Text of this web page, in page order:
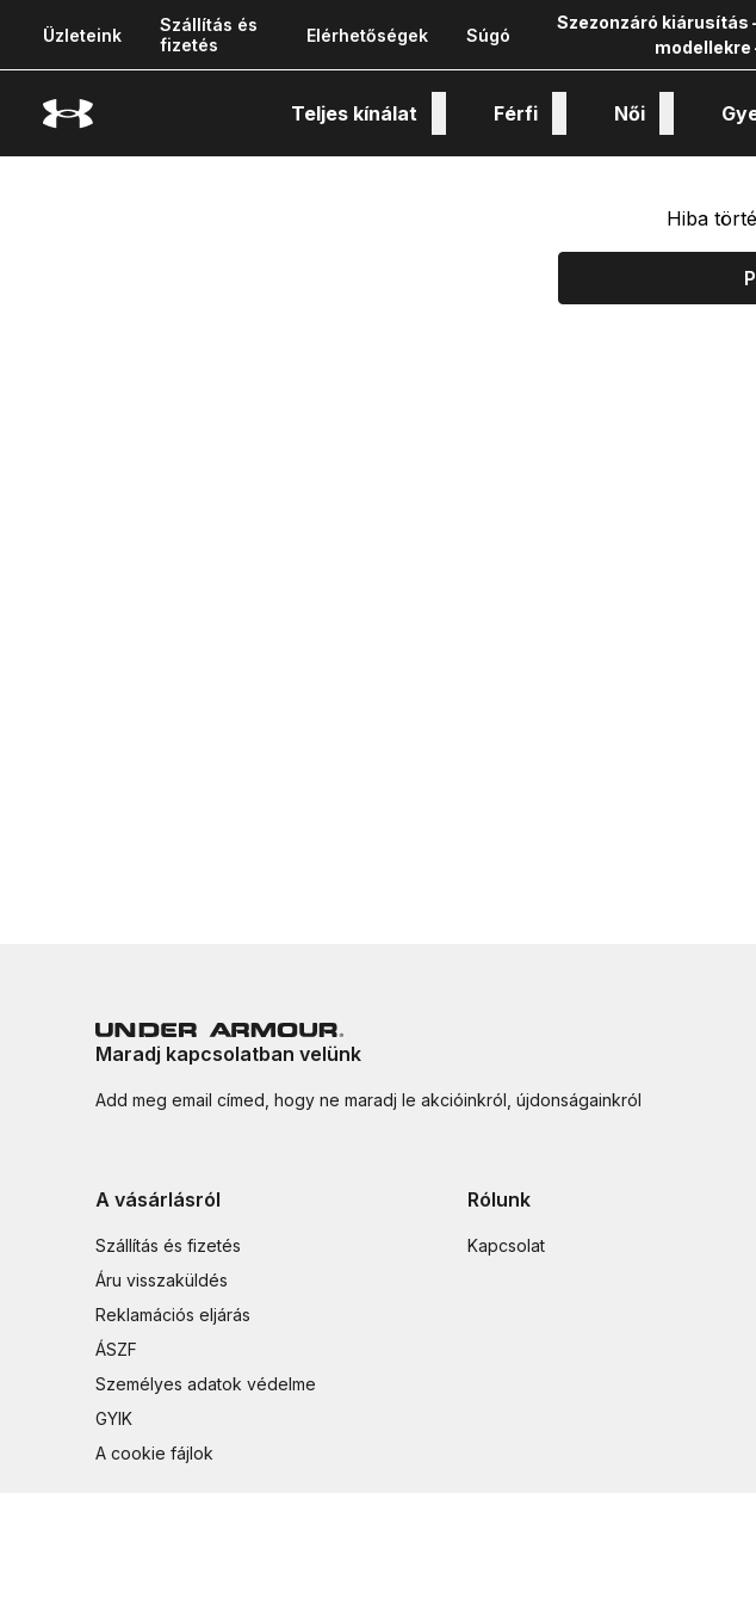
Üzleteink
Szállítás és
fizetés
Elérhetőségek Súgó
Szezonzáró kiárusítás
modellekre
Teljes kínálat Férfi Női
Hiba
Maradj kapcsolatban velünk
Add meg email címed, hogy ne maradj le akcióinkról, újdonságainkról
A vásárlásról
Szállítás és fizetés
Áru visszaküldés
Reklamációs eljárás
ÁSZF
Személyes adatok védelme
GYIK
A cookie fájlok
Rólunk
Kapcsolat